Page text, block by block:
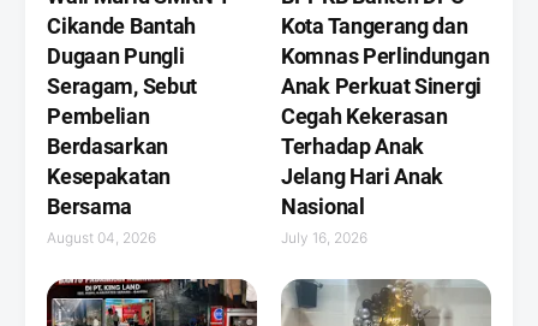
Cikande Bantah
Dugaan Pungli
Seragam, Sebut
Pembelian
Berdasarkan
Kesepakatan
Bersama
August 04, 2026
Kota Tangerang dan
Komnas Perlindungan
Anak Perkuat Sinergi
Cegah Kekerasan
Terhadap Anak
Jelang Hari Anak
Nasional
July 16, 2026